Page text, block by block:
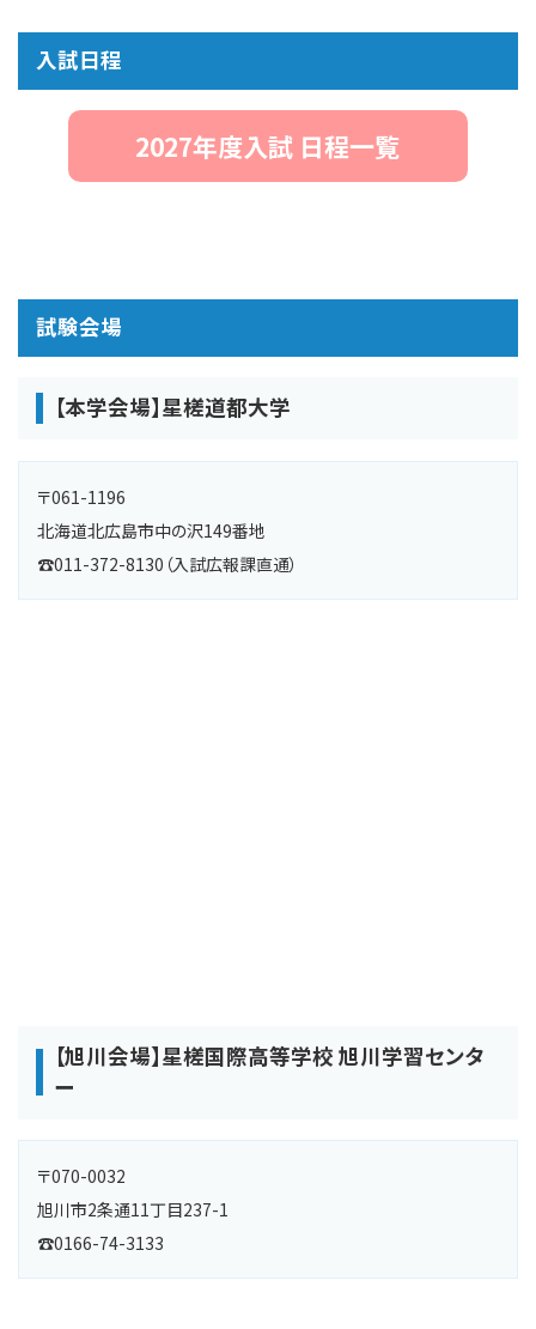
入試日程
2027年度入試 日程一覧
試験会場
【本学会場】星槎道都大学
〒061-1196
北海道北広島市中の沢149番地
☎011-372-8130（入試広報課直通）
【旭川会場】星槎国際高等学校 旭川学習センタ
ー
〒070-0032
旭川市2条通11丁目237-1
☎0166-74-3133